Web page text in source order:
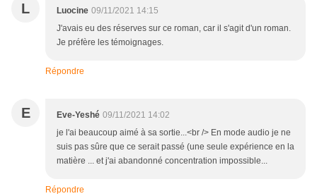
L Luocine 09/11/2021 14:15
J'avais eu des réserves sur ce roman, car il s'agit d'un roman.
Je préfère les témoignages.
Répondre
E Eve-Yeshé 09/11/2021 14:02
je l'ai beaucoup aimé à sa sortie...<br /> En mode audio je ne
suis pas sûre que ce serait passé (une seule expérience en la
matière ... et j'ai abandonné concentration impossible...
Répondre